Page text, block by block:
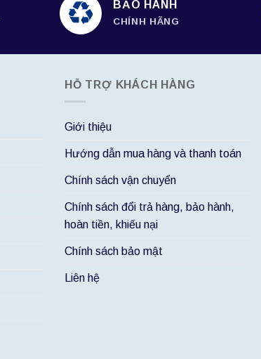
BẢO HÀNH
CHÍNH HÃNG
HỖ TRỢ KHÁCH HÀNG
Giới thiệu
Hướng dẫn mua hàng và thanh toán
Chính sách vận chuyển
Chính sách đổi trả hàng, bảo hành,
hoàn tiền, khiếu nại
Chính sách bảo mật
Liên hệ